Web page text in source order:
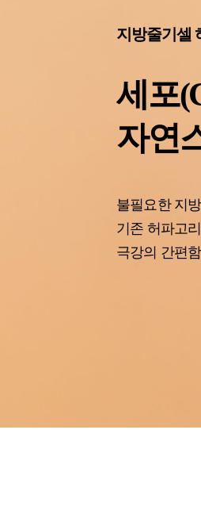
지방줄기셀
세포
자연
불필요한 지
기존 허파고
극강의 간편